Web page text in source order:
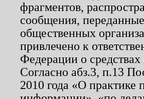
фрагментов,
сообщения,
общественных
привлечено к
Федерации о
Согласно абз.3, п.13
2010 года «О практике